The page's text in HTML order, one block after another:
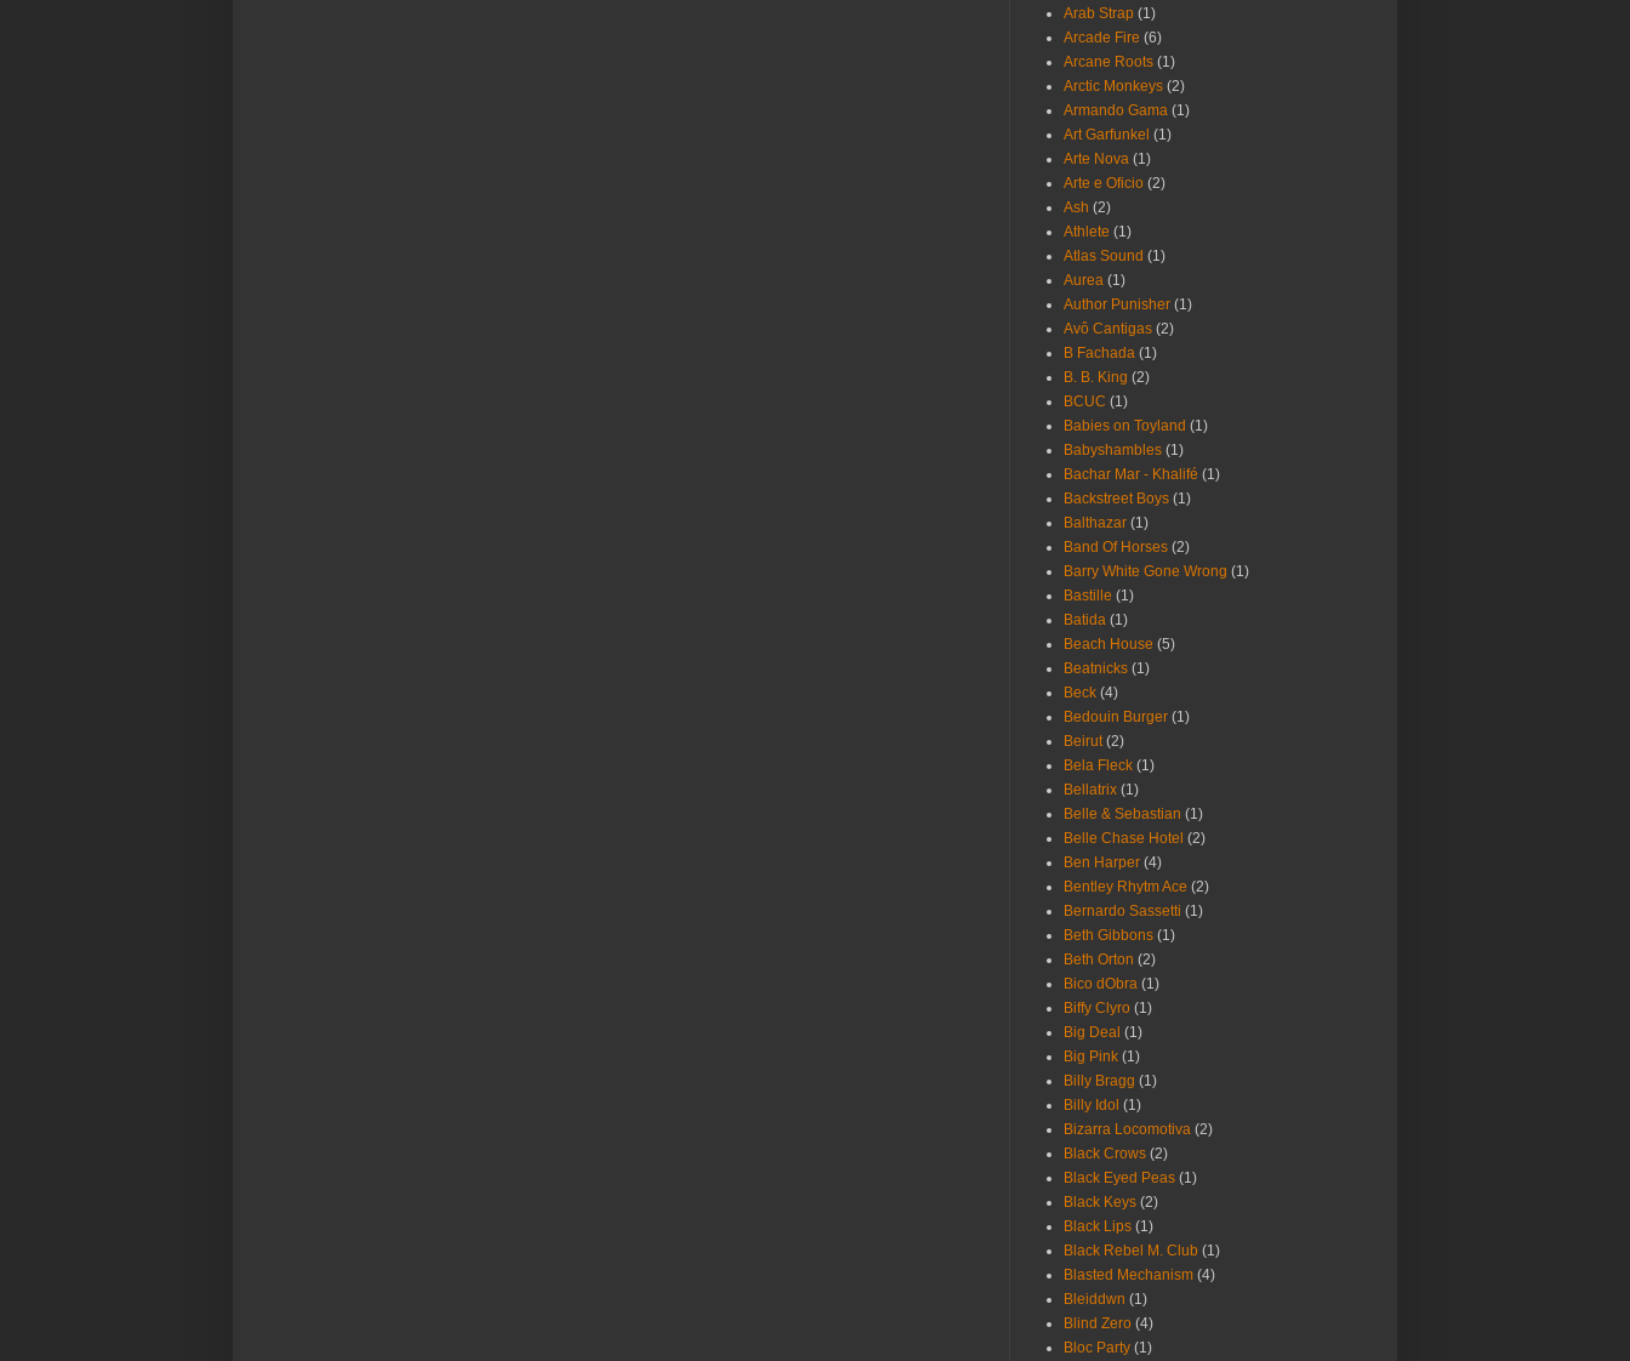
Arab Strap (1)
Arcade Fire (6)
Arcane Roots (1)
Arctic Monkeys (2)
Armando Gama (1)
Art Garfunkel (1)
Arte Nova (1)
Arte e Oficio (2)
Ash (2)
Athlete (1)
Atlas Sound (1)
Aurea (1)
Author Punisher (1)
Avô Cantigas (2)
B Fachada (1)
B. B. King (2)
BCUC (1)
Babies on Toyland (1)
Babyshambles (1)
Bachar Mar - Khalifé (1)
Backstreet Boys (1)
Balthazar (1)
Band Of Horses (2)
Barry White Gone Wrong (1)
Bastille (1)
Batida (1)
Beach House (5)
Beatnicks (1)
Beck (4)
Bedouin Burger (1)
Beirut (2)
Bela Fleck (1)
Bellatrix (1)
Belle & Sebastian (1)
Belle Chase Hotel (2)
Ben Harper (4)
Bentley Rhytm Ace (2)
Bernardo Sassetti (1)
Beth Gibbons (1)
Beth Orton (2)
Bico dObra (1)
Biffy Clyro (1)
Big Deal (1)
Big Pink (1)
Billy Bragg (1)
Billy Idol (1)
Bizarra Locomotiva (2)
Black Crows (2)
Black Eyed Peas (1)
Black Keys (2)
Black Lips (1)
Black Rebel M. Club (1)
Blasted Mechanism (4)
Bleiddwn (1)
Blind Zero (4)
Bloc Party (1)